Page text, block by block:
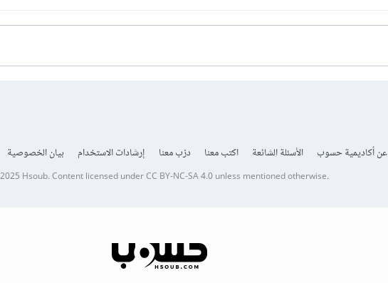
عن أكاديمية حسوب الأسئلة الشائعة اكتب معنا درّب معنا إرشادات الاستخدام بيان الخصوصية
Hsoub.Content licensed underCC BY-NC-SA 4.0unless mentioned otherwise.